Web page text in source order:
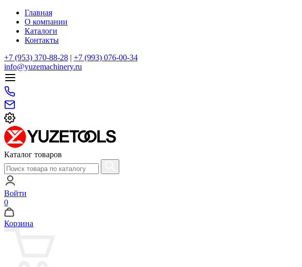
Главная
О компании
Каталоги
Контакты
+7 (953) 370-88-28 | +7 (993) 076-00-34
info@yuzemachinery.ru
Каталог товаров
Войти
0
Корзина